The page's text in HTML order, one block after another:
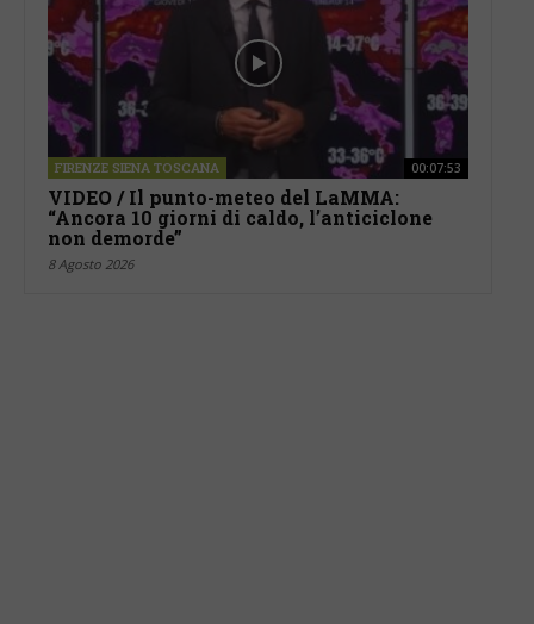
FIRENZE SIENA TOSCANA 00:07:53
VIDEO / Il punto-meteo del LaMMA:
“Ancora 10 giorni di caldo, l’anticiclone
non demorde”
8 Agosto 2026